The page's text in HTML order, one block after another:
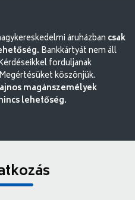
áruházban csak
Bankkártyát nem áll
forduljanak
köszönjük.
magánszemélyek
lehetőség.